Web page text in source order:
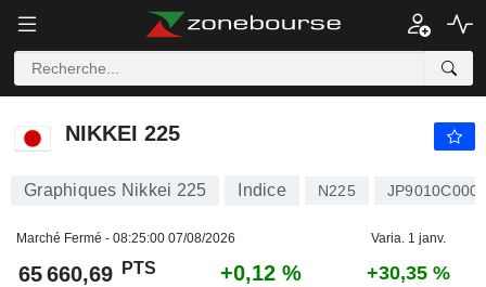
NIKKEI 225
NIKKEI 225
Graphiques Nikkei 225 Indice N225
Marché Fermé - 08:25:00 07/08/2026 Varia. 1 janv.
65 660,69 PTS +0,12 % +30,35 %